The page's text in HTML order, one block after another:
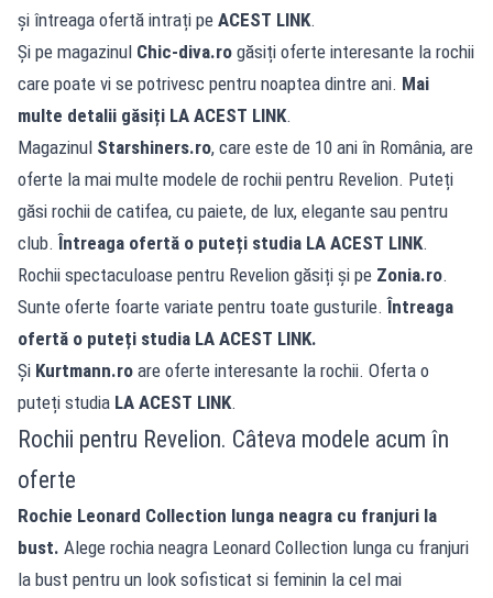
și întreaga ofertă intrați pe ACEST LINK.
Și pe magazinul Chic-diva.ro găsiți oferte interesante la rochii
care poate vi se potrivesc pentru noaptea dintre ani. Mai
multe detalii găsiți LA ACEST LINK.
Magazinul Starshiners.ro, care este de 10 ani în România, are
oferte la mai multe modele de rochii pentru Revelion. Puteți
găsi rochii de catifea, cu paiete, de lux, elegante sau pentru
club.Întreaga ofertă o puteți studia LA ACEST LINK.
Rochii spectaculoase pentru Revelion găsiți și pe Zonia.ro.
Sunte oferte foarte variate pentru toate gusturile.Întreaga
ofertă o puteți studia LA ACEST LINK.
Și Kurtmann.ro are oferte interesante la rochii. Oferta o
puteți studia LA ACEST LINK.
Rochii pentru Revelion. Câteva modele acum în
oferte
Rochie Leonard Collection lunga neagra cu franjuri la
bust. Alege rochia neagra Leonard Collection lunga cu franjuri
la bust pentru un look sofisticat si feminin la cel mai